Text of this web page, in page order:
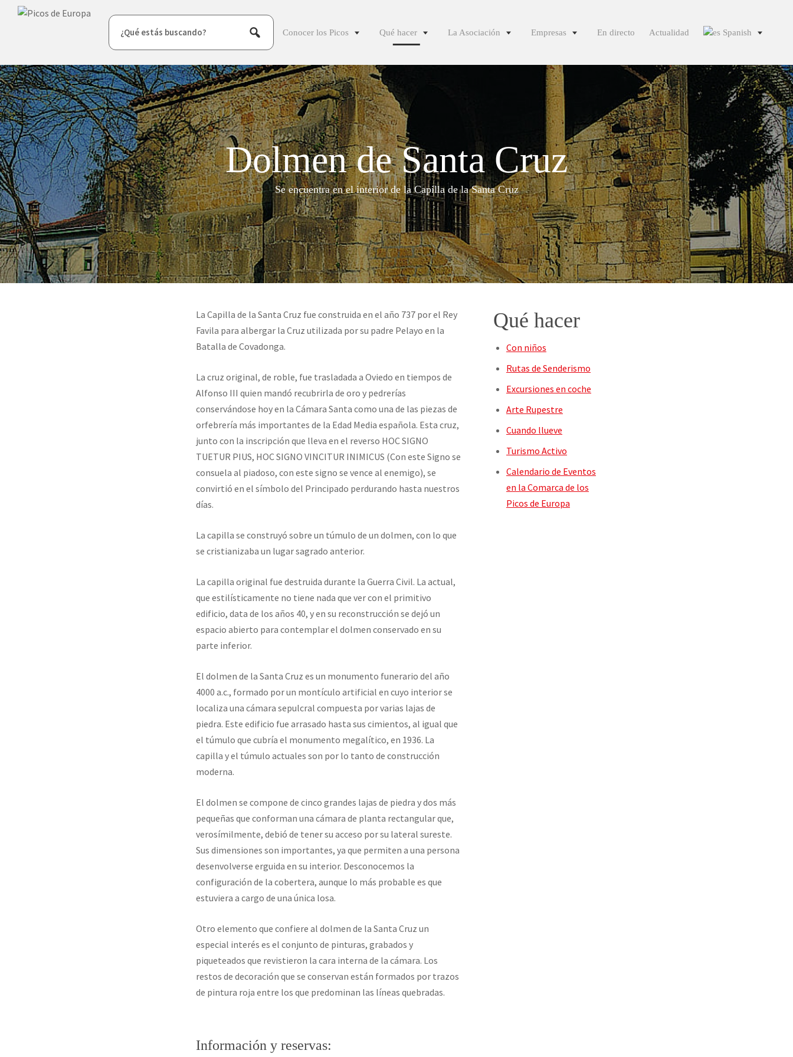
¿Qué estás buscando? Conocer los Picos Qué hacer La Asociación Empresas En directo Actualidad Spanish
English
French
German
Italian
Portuguese
Spanish
Dolmen de Santa Cruz
Se encuentra en el interior de la Capilla de la Santa Cruz
La Capilla de la Santa Cruz fue construida en el año 737 por el Rey
Favila para albergar la Cruz utilizada por su padre Pelayo en la
Batalla de Covadonga.
La cruz original, de roble, fue trasladada a Oviedo en tiempos de
Alfonso III quien mandó recubrirla de oro y pedrerías
conservándose hoy en la Cámara Santa como una de las piezas de
orfebrería más importantes de la Edad Media española. Esta cruz,
junto con la inscripción que lleva en el reverso HOC SIGNO
TUETUR PIUS, HOC SIGNO VINCITUR INIMICUS (Con este Signo se
consuela al piadoso, con este signo se vence al enemigo), se
convirtió en el símbolo del Principado perdurando hasta nuestros
días.
La capilla se construyó sobre un túmulo de un dolmen, con lo que
se cristianizaba un lugar sagrado anterior.
La capilla original fue destruida durante la Guerra Civil. La actual,
que estilísticamente no tiene nada que ver con el primitivo
edificio, data de los años 40, y en su reconstrucción se dejó un
espacio abierto para contemplar el dolmen conservado en su
parte inferior.
El dolmen de la Santa Cruz es un monumento funerario del año
4000 a.c., formado por un montículo artificial en cuyo interior se
localiza una cámara sepulcral compuesta por varias lajas de
piedra. Este edificio fue arrasado hasta sus cimientos, al igual que
el túmulo que cubría el monumento megalítico, en 1936. La
capilla y el túmulo actuales son por lo tanto de construcción
moderna.
El dolmen se compone de cinco grandes lajas de piedra y dos más
pequeñas que conforman una cámara de planta rectangular que,
verosímilmente, debió de tener su acceso por su lateral sureste.
Sus dimensiones son importantes, ya que permiten a una persona
desenvolverse erguida en su interior. Desconocemos la
configuración de la cobertera, aunque lo más probable es que
estuviera a cargo de una única losa.
Otro elemento que confiere al dolmen de la Santa Cruz un
especial interés es el conjunto de pinturas, grabados y
piqueteados que revistieron la cara interna de la cámara. Los
restos de decoración que se conservan están formados por trazos
de pintura roja entre los que predominan las líneas quebradas.
Información y reservas:
Qué hacer
Con niños
Rutas de Senderismo
Excursiones en coche
Arte Rupestre
Cuando llueve
Turismo Activo
Calendario de Eventos
en la Comarca de los
Picos de Europa